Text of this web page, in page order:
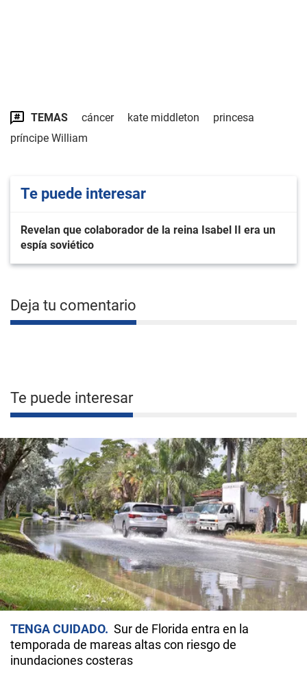
TEMAS cáncer kate middleton
princesa
príncipe William
Te puede interesar
Revelan que colaborador de la reina Isabel II era un
espía soviético
Deja tu comentario
Te puede interesar
TENGA CUIDADO
Sur de Florida entra en la
temporada de mareas altas con riesgo de
inundaciones costeras